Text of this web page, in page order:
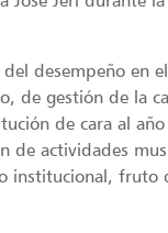
desempeño en
de gestión de la
de cara al
de actividades
institucional, fruto